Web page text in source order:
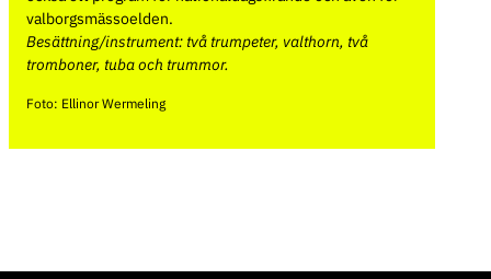
valborgsmässoelden.
Besättning/instrument: två trumpeter, valthorn, två
tromboner, tuba och trummor.
Foto: Ellinor Wermeling